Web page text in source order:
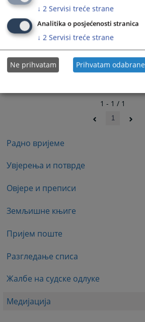
Радно вријеме
Увјерења и потврде
Овјере и преписи
Земљишне књиге
Пријем поште
Разгледање списа
Жалбе на судске одлуке
Медијација
1 - 1 / 1
1
↓ 2 Servisi treće strane
Analitika o posjećenosti stranica
↓ 2 Servisi treće strane
Ne prihvatam Prihvatam odabrane